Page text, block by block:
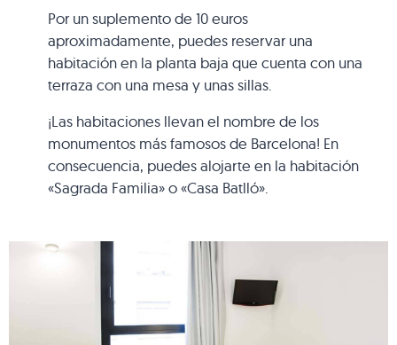
Por un suplemento de 10 euros
aproximadamente, puedes reservar una
habitación en la planta baja que cuenta con una
terraza con una mesa y unas sillas.
¡Las habitaciones llevan el nombre de los
monumentos más famosos de Barcelona! En
consecuencia, puedes alojarte en la habitación
«Sagrada Familia» o «Casa Batlló».